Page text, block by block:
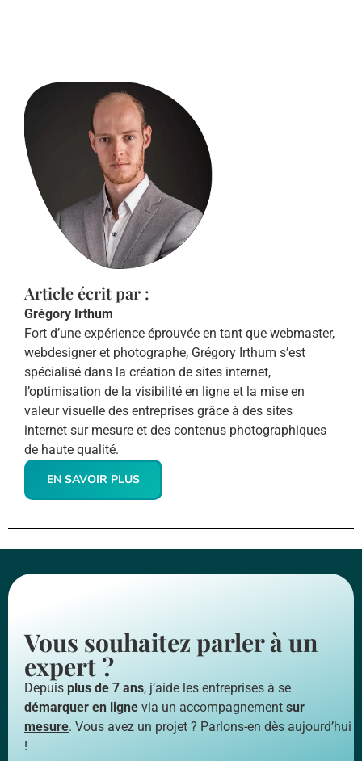
Article écrit par :
Grégory Irthum
Fort d’une expérience éprouvée en tant que webmaster,
webdesigner et photographe, Grégory Irthum s’est
spécialisé dans la création de sites internet,
l’optimisation de la visibilité en ligne et la mise en
valeur visuelle des entreprises grâce à des sites
internet sur mesure et des contenus photographiques
de haute qualité.
EN SAVOIR PLUS
Vous souhaitez parler à un
expert ?
Depuis plus de 7 ans, j’aide les entreprises à se
démarquer en ligne via un accompagnement sur
mesure. Vous avez un projet ? Parlons-en dès aujourd’hui
!